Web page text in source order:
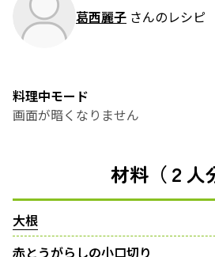
葛西麗子 さんのレシピ
料理中モード
画面が暗くなりません
材料（２人
大根
赤とうがらしの小口切り